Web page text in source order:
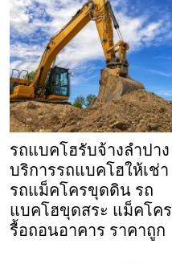
รถแบคโฮรับจ้างลำปาง
บริการรถแบคโฮให้เช่า
รถแม็คโครขุดดิน รถ
แบคโฮขุดสระ แม็คโคร
รื้อถอนอาคาร ราคาถูก